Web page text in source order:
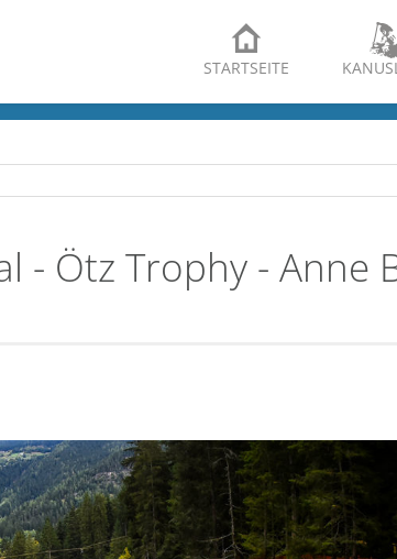
STARTSEITE
- Ötz Trophy - Anne